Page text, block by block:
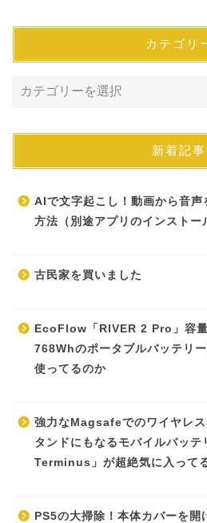
カテゴリ
新着記事
AIで文字起こし！動画から音声
方法（別途アプリのインストー
古民家を買いました
EcoFlow「RIVER 2 Pro」容
768Whのポータブルバッテリ
使ってるのか
強力なMagsafeでのワイヤレ
タンドにもなるモバイルバッ
Terminus」が超絶気に入って
PS5の大掃除！本体カバーを開